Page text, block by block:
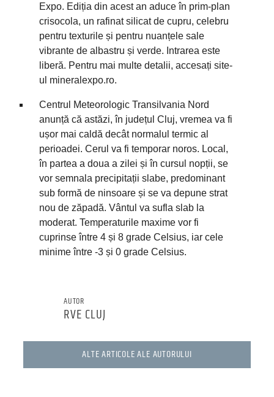
Expo. Ediția din acest an aduce în prim-plan
crisocola, un rafinat silicat de cupru, celebru
pentru texturile și pentru nuanțele sale
vibrante de albastru și verde. Intrarea este
liberă. Pentru mai multe detalii, accesați site-
ul mineralexpo.ro.
Centrul Meteorologic Transilvania Nord
anunță că astăzi, în județul Cluj, vremea va fi
ușor mai caldă decât normalul termic al
perioadei. Cerul va fi temporar noros. Local,
în partea a doua a zilei și în cursul nopții, se
vor semnala precipitații slabe, predominant
sub formă de ninsoare și se va depune strat
nou de zăpadă. Vântul va sufla slab la
moderat. Temperaturile maxime vor fi
cuprinse între 4 și 8 grade Celsius, iar cele
minime între -3 și 0 grade Celsius.
AUTOR
RVE CLUJ
ALTE ARTICOLE ALE AUTORULUI